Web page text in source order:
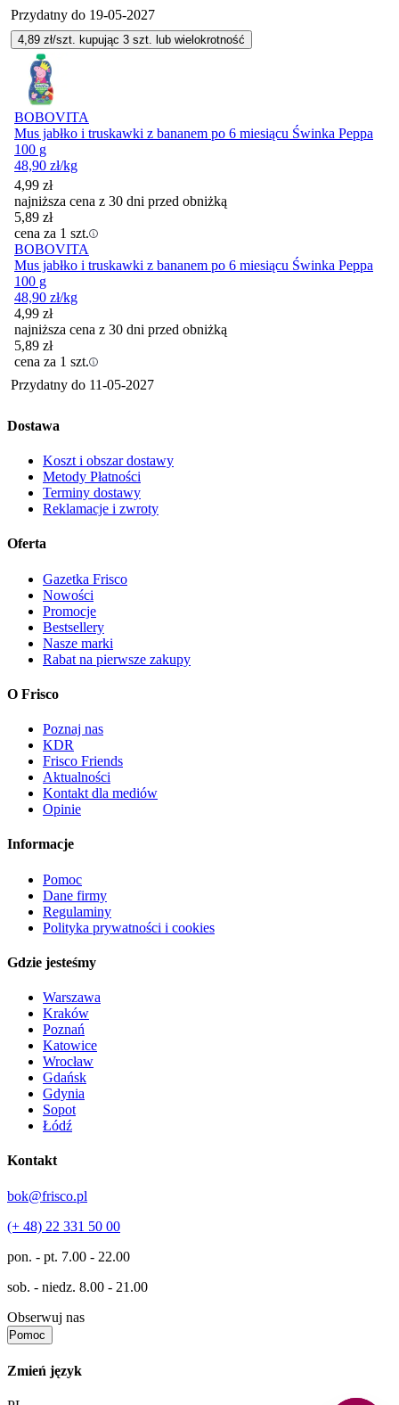
Przydatny do 19-05-2027
4,89 zł/szt. kupując 3 szt. lub wielokrotność
BOBOVITA
Mus jabłko i truskawki z bananem po 6 miesiącu Świnka Peppa
100 g
48,90 zł/kg
4,99 zł
najniższa cena z 30 dni przed obniżką
5,89 zł
cena za 1 szt.
BOBOVITA
Mus jabłko i truskawki z bananem po 6 miesiącu Świnka Peppa
100 g
48,90 zł/kg
4,99 zł
najniższa cena z 30 dni przed obniżką
5,89 zł
cena za 1 szt.
Przydatny do 11-05-2027
Dostawa
Koszt i obszar dostawy
Metody Płatności
Terminy dostawy
Reklamacje i zwroty
Oferta
Gazetka Frisco
Nowości
Promocje
Bestsellery
Nasze marki
Rabat na pierwsze zakupy
O Frisco
Poznaj nas
KDR
Frisco Friends
Aktualności
Kontakt dla mediów
Opinie
Informacje
Pomoc
Dane firmy
Regulaminy
Polityka prywatności i cookies
Gdzie jesteśmy
Warszawa
Kraków
Poznań
Katowice
Wrocław
Gdańsk
Gdynia
Sopot
Łódź
Kontakt
bok@frisco.pl
(+ 48) 22 331 50 00
pon. - pt. 7.00 - 22.00
sob. - niedz. 8.00 - 21.00
Obserwuj nas
Pomoc
Zmień język